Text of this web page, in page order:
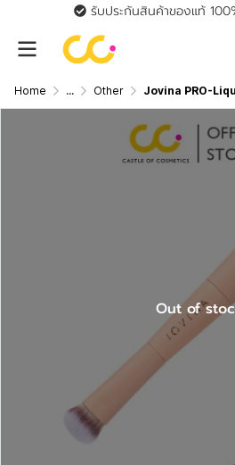
รับประกันสินค้าของแท้
Home ... Other Jovina PRO-Liquid Duo Brush
Out of